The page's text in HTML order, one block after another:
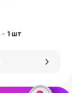
- 1 шт